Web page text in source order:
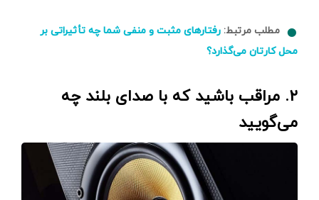
مطلب مرتبط: رفتارهای مثبت و منفی شما چه تأثیراتی بر
محل کارتان می‌گذارد؟
۲. مراقب باشید که با صدای بلند چه
می‌گویید